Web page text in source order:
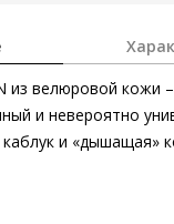
из велюровой кожи –
и невероятно
и «дышащая»
комфорте.
или предстоит